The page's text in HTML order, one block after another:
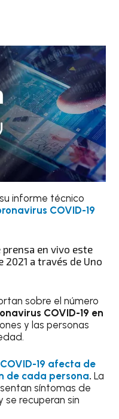
informe técnico
COVID-19
prensa en vivo este
2021 a través de Uno
sobre el número
COVID-19 en
y las personas
19 afecta de
de cada persona. La
síntomas de
recuperan sin